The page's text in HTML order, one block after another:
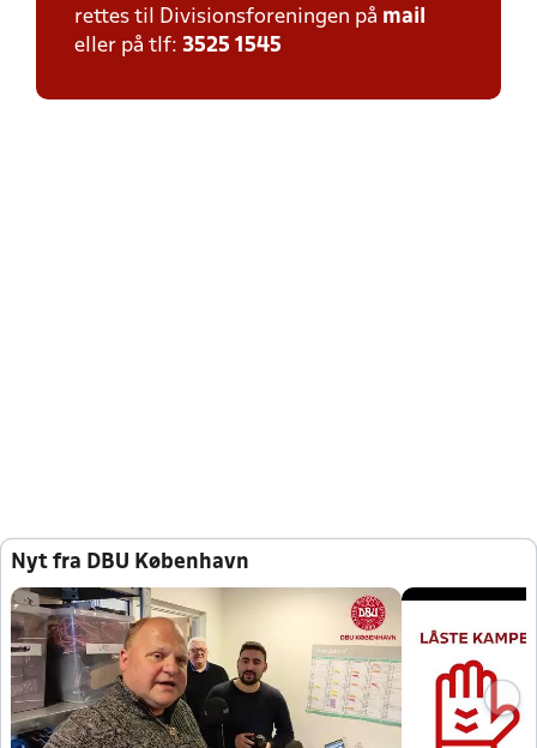
rettes til Divisionsforeningen på mail
eller på tlf: 3525 1545
Nyt fra DBU København